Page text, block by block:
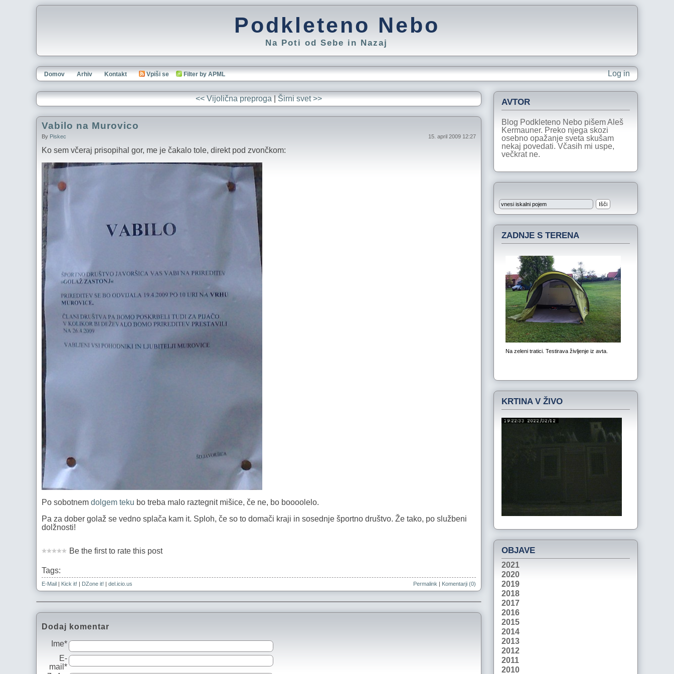
Podkleteno Nebo
Na Poti od Sebe in Nazaj
Log in
Domov Arhiv Kontakt Vpiši se Filter by APML
<< Vijolična preproga|Širni svet >>
Vabilo na Murovico
By Piskec 15. april 2009 12:27
Ko sem včeraj prisopihal gor, me je čakalo tole, direkt pod zvončkom:
Po sobotnem dolgem teku bo treba malo raztegnit mišice, če ne, bo boooolelo.
Pa za dober golaž se vedno splača kam it. Sploh, če so to domači kraji in sosednje športno društvo. Že tako, po službeni
dolžnosti!
Be the first to rate this post
Tags:
E-Mail | Kick it! | DZone it! | del.icio.us Permalink | Komentarji (0)
Dodaj komentar
Ime*
E-
mail*
AVTOR
Blog Podkleteno Nebo pišem Aleš
Kermauner. Preko njega skozi
osebno opažanje sveta skušam
nekaj povedati. Včasih mi uspe,
večkrat ne.
ZADNJE S TERENA
KRTINA V ŽIVO
OBJAVE
2021
2020
2019
2018
2017
2016
2015
2014
2013
2012
2011
2010